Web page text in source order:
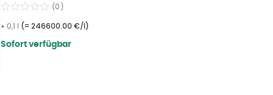
(0)
• 0,1 l (= 246600.00 €/l)
Sofort verfügbar